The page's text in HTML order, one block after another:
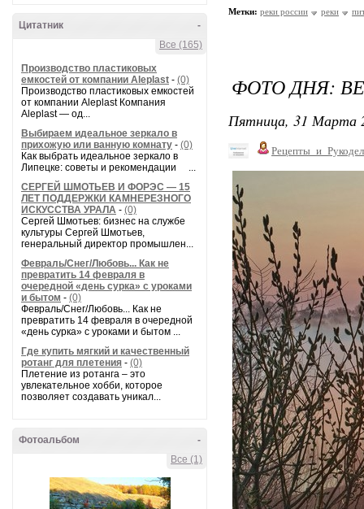
-
Цитатник
Все (165)
Производство пластиковых
емкостей от компании Aleplast - (0)
Производство пластиковых емкостей
от компании Aleplast Компания
Aleplast — од...
Выбираем идеальное зеркало в
прихожую или ванную комнату - (0)
Как выбрать идеальное зеркало в
Липецке: советы и рекомендации ...
СЕРГЕЙ ШМОТЬЕВ И ФОРЭС — 15
ЛЕТ ПОДДЕРЖКИ КАМНЕРЕЗНОГО
ИСКУССТВА УРАЛА - (0)
Сергей Шмотьев: бизнес на службе
культуры Сергей Шмотьев,
генеральный директор промышлен...
Февраль/Снег/Любовь... Как не
превратить 14 февраля в
очередной «день сурка» с уроками
и бытом - (0)
Февраль/Снег/Любовь... Как не
превратить 14 февраля в очередной
«день сурка» с уроками и бытом ...
Где купить мягкий и качественный
ротанг для плетения - (0)
Плетение из ротанга – это
увлекательное хобби, которое
позволяет создавать уникал...
-
Фотоальбом
Все (1)
Метки: реки россии реки
ФОТО ДНЯ:
Пятница, 31 Марта